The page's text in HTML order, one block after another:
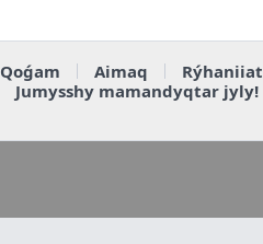
Qoǵam Aimaq Rýhaniiat
Jumysshy mamandyqtar jyly!